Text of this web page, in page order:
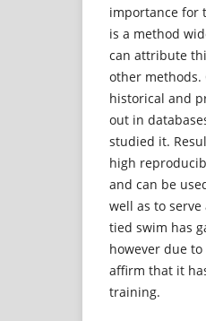
importance for
is a method
can attribute
other
historical and
out in
studied it.
high
and can be
well as to
tied swim has
however due
affirm that it
training.